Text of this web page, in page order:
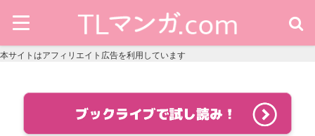
本サイトはアフィリエイト広告を利用しています